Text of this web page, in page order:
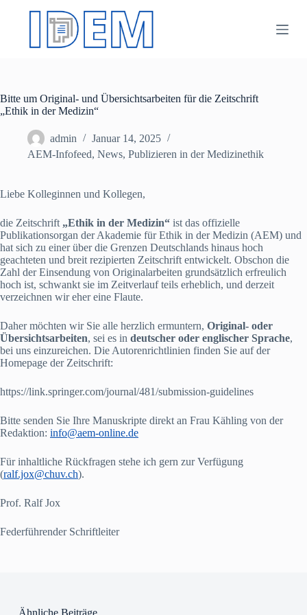
l
t
e
Bitte um Original- und Übersichtsarbeiten für die Zeitschrift
„Ethik in der Medizin“
admin
Januar 14, 2025
AEM-Infofeed, News, Publizieren in der Medizinethik
Liebe Kolleginnen und Kollegen,
die Zeitschrift „Ethik in der Medizin“ ist das offizielle
Publikationsorgan der Akademie für Ethik in der Medizin (AEM) und
hat sich zu einer über die Grenzen Deutschlands hinaus hoch
geachteten und breit rezipierten Zeitschrift entwickelt. Obschon die
Zahl der Einsendung von Originalarbeiten grundsätzlich erfreulich
hoch ist, schwankt sie im Zeitverlauf teils erheblich, und derzeit
verzeichnen wir eher eine Flaute.
Daher möchten wir Sie alle herzlich ermuntern, Original- oder
Übersichtsarbeiten, sei es in deutscher oder englischer Sprache,
bei uns einzureichen. Die Autorenrichtlinien finden Sie auf der
Homepage der Zeitschrift:
https://link.springer.com/journal/481/submission-guidelines
Bitte senden Sie Ihre Manuskripte direkt an Frau Kähling von der
Redaktion: info@aem-online.de
Für inhaltliche Rückfragen stehe ich gern zur Verfügung
(ralf.jox@chuv.ch).
Prof. Ralf Jox
Federführender Schriftleiter
Ähnliche Beiträge